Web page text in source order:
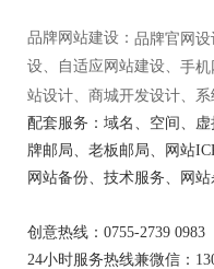
品牌网站建设： 品牌官网设
设、自适应网站建设、 手机
站设计、商城开发设计、系
配套服务：域名、空间、
牌邮局、老板邮局、网站
网站备份、技术服务、网站
创意热线：0755-2739
24小时服务热线兼微信：